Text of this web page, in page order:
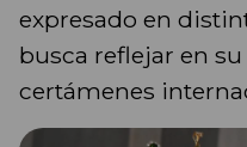
expresado en
busca reflejar en
certámenes